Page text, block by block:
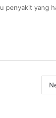
penyakit yang